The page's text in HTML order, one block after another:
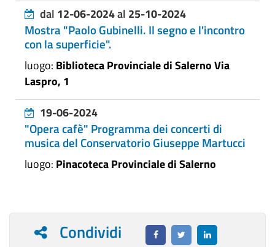
dal 12-06-2024al 25-10-2024
Mostra "Paolo Gubinelli. Il segno e l'incontro
con la superficie".
luogo: Biblioteca Provinciale di Salerno Via
Laspro, 1
19-06-2024
"Opera cafè" Programma dei concerti di
musica del Conservatorio Giuseppe Martucci
luogo: Pinacoteca Provinciale di Salerno
Condividi